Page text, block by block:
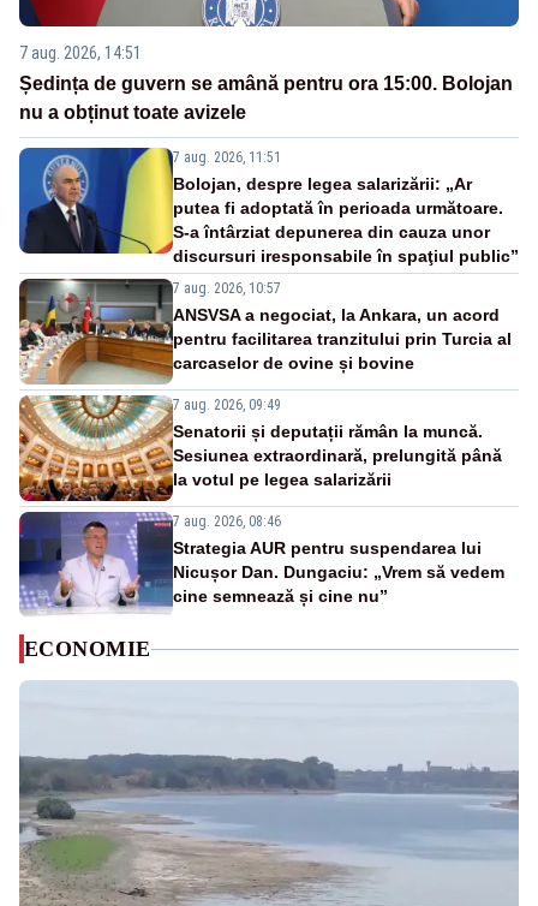
7 aug. 2026, 14:51
Ședința de guvern se amână pentru ora 15:00. Bolojan
nu a obținut toate avizele
7 aug. 2026, 11:51
Bolojan, despre legea salarizării: „Ar
putea fi adoptată în perioada următoare.
S-a întârziat depunerea din cauza unor
discursuri iresponsabile în spaţiul public”
7 aug. 2026, 10:57
ANSVSA a negociat, la Ankara, un acord
pentru facilitarea tranzitului prin Turcia al
carcaselor de ovine și bovine
7 aug. 2026, 09:49
Senatorii și deputații rămân la muncă.
Sesiunea extraordinară, prelungită până
la votul pe legea salarizării
7 aug. 2026, 08:46
Strategia AUR pentru suspendarea lui
Nicușor Dan. Dungaciu: „Vrem să vedem
cine semnează și cine nu”
ECONOMIE